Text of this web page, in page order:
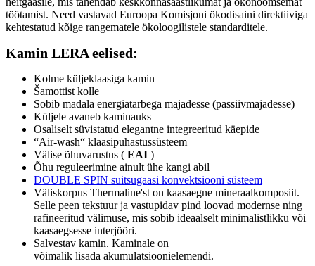
töötamist. Need vastavad Euroopa Komisjoni ökodisaini direktiiviga
kehtestatud kõige rangematele ökoloogilistele standarditele.
Kamin LERA eelised:
Kolme küljeklaasiga kamin
Šamottist kolle
Sobib madala energiatarbega majadesse (passiivmajadesse)
Küljele avaneb kaminauks
Osaliselt süvistatud elegantne integreeritud käepide
“Air-wash“ klaasipuhastussüsteem
Välise õhuvarustus ( EAI )
Õhu reguleerimine ainult ühe kangi abil
DOUBLE SPIN suitsugaasi konvektsiooni süsteem
Väliskorpus Thermaline'st on kaasaegne mineraalkomposiit.
Selle peen tekstuur ja vastupidav pind loovad modernse ning
rafineeritud välimuse, mis sobib ideaalselt minimalistlikku või
kaasaegsesse interjööri.
Salvestav kamin. Kaminale on
võimalik lisada akumulatsioonielemendi.